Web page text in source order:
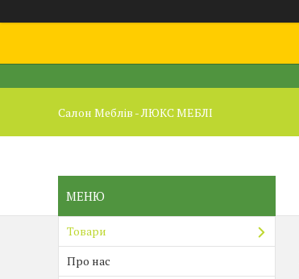
Салон Меблів - ЛЮКС МЕБЛІ
Товари
Про нас